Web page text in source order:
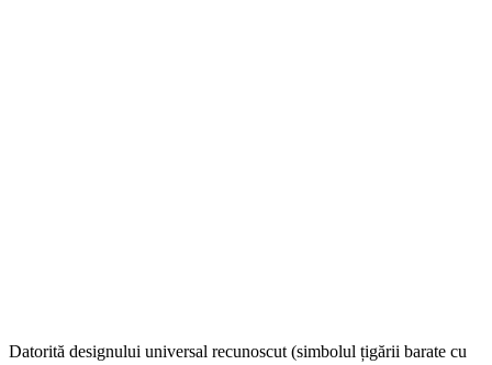
Datorită designului universal recunoscut (simbolul țigării barate cu